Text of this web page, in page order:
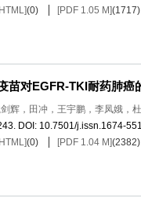
(0) [PDF 1.05 M](1717)
苗对EGFR-TKI耐药肺癌
辉，田冲，王宇鹏，李凤娥，
DOI: 10.7501/j.issn.1674-
(0) [PDF 1.04 M](2382)